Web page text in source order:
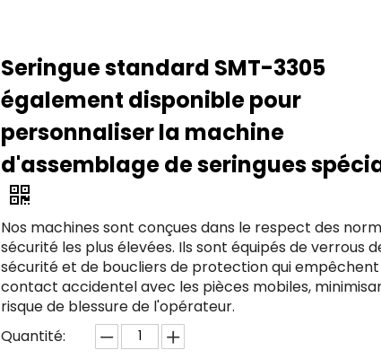
Seringue standard SMT-3305
également disponible pour
personnaliser la machine
d'assemblage de seringues
Nos machines sont conçues dans le respect des
sécurité les plus élevées. Ils sont équipés de verrous
sécurité et de boucliers de protection qui
contact accidentel avec les pièces mobiles,
risque de blessure de l'opérateur.
Quantité: